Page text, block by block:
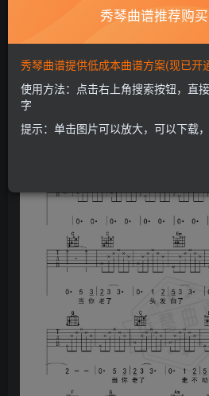
黄金会员免费
开通会员
秀琴曲谱推荐购
秀琴曲谱提供低成本曲谱方案(现已开
使用方法：点击右上角搜索按钮，直
字
提示：单击图片可以放大，可以下载